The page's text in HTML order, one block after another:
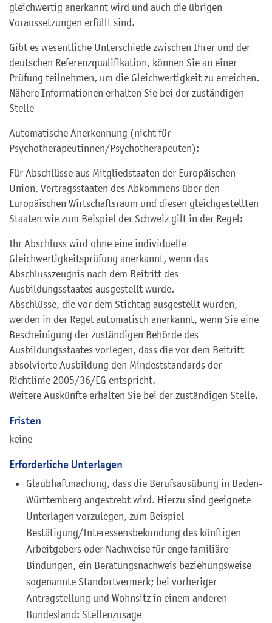
gleichwertig anerkannt wird und auch die übrigen
Voraussetzungen erfüllt sind.
Gibt es wesentliche Unterschiede zwischen Ihrer und der
deutschen Referenzqualifikation, können Sie an einer
Prüfung teilnehmen, um die Gleichwertigkeit zu erreichen.
Nähere Informationen erhalten Sie bei der zuständigen
Stelle
Automatische Anerkennung (nicht für
Psychotherapeutinnen/Psychotherapeuten):
Für Abschlüsse aus Mitgliedstaaten der Europäischen
Union, Vertragsstaaten des Abkommens über den
Europäischen Wirtschaftsraum und diesen gleichgestellten
Staaten wie zum Beispiel der Schweiz gilt in der Regel:
Ihr Abschluss wird ohne eine individuelle
Gleichwertigkeitsprüfung anerkannt, wenn das
Abschlusszeugnis nach dem Beitritt des
Ausbildungsstaates ausgestellt wurde.
Abschlüsse, die vor dem Stichtag ausgestellt wurden,
werden in der Regel automatisch anerkannt, wenn Sie eine
Bescheinigung der zuständigen Behörde des
Ausbildungsstaates vorlegen, dass die vor dem Beitritt
absolvierte Ausbildung den Mindeststandards der
Richtlinie 2005/36/EG entspricht.
Weitere Auskünfte erhalten Sie bei der zuständigen Stelle.
Fristen
keine
Erforderliche Unterlagen
Glaubhaftmachung, dass die Berufsausübung in Baden-
Württemberg angestrebt wird. Hierzu sind geeignete
Unterlagen vorzulegen, zum Beispiel
Bestätigung/Interessensbekundung des künftigen
Arbeitgebers oder Nachweise für enge familiäre
Bindungen, ein Beratungsnachweis beziehungsweise
sogenannte Standortvermerk; bei vorheriger
Antragstellung und Wohnsitz in einem anderen
Bundesland: Stellenzusage